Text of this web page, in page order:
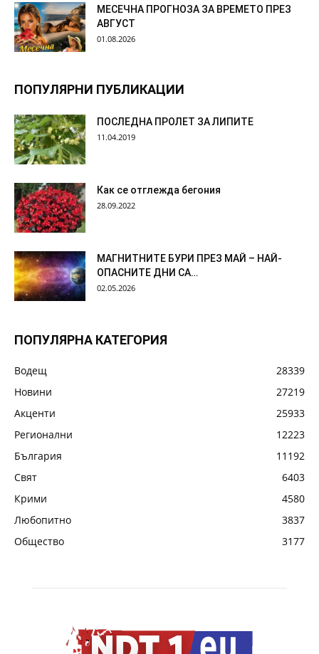
МЕСЕЧНА ПРОГНОЗА ЗА ВРЕМЕТО ПРЕЗ
АВГУСТ
01.08.2026
ПОПУЛЯРНИ ПУБЛИКАЦИИ
ПОСЛЕДНА ПРОЛЕТ ЗА ЛИПИТЕ
11.04.2019
Как се отглежда бегония
28.09.2022
МАГНИТНИТЕ БУРИ ПРЕЗ МАЙ – НАЙ-
ОПАСНИТЕ ДНИ СА…
02.05.2026
ПОПУЛЯРНА КАТЕГОРИЯ
Водещ
28339
Новини
27219
Акценти
25933
Регионални
12223
България
11192
Свят
6403
Крими
4580
Любопитно
3837
Общество
3177